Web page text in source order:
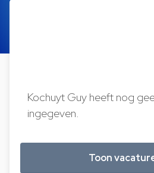
Kochuyt Guy heeft nog
ingegeven.
Toon